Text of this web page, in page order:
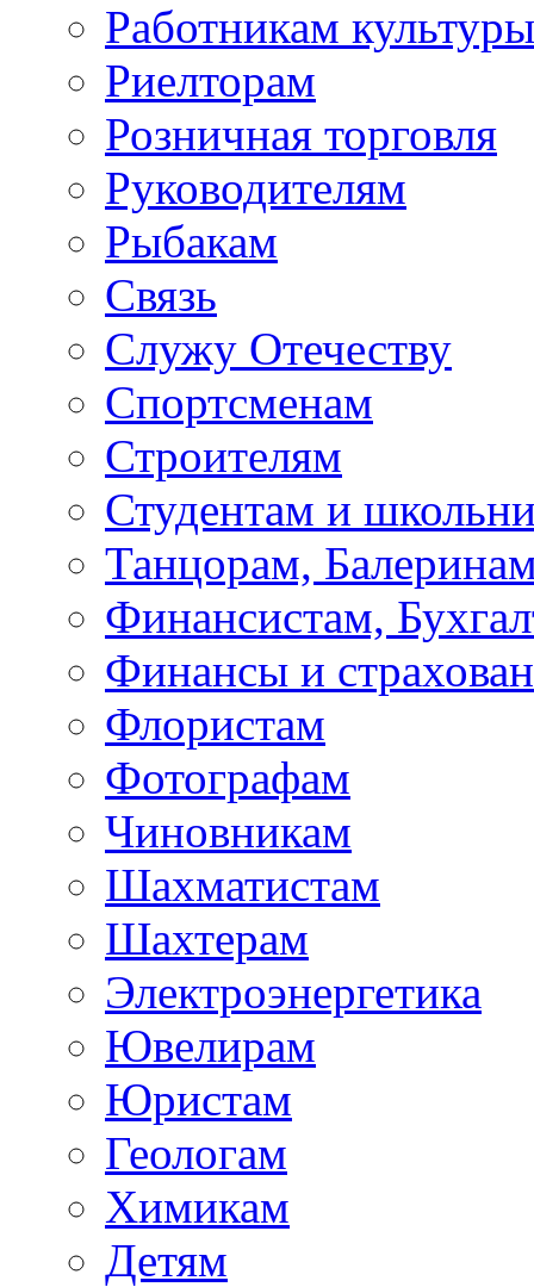
Работникам культуры
Риелторам
Розничная торговля
Руководителям
Рыбакам
Связь
Служу Отечеству
Спортсменам
Строителям
Студентам и
Танцорам,
Финансистам,
Финансы и
Флористам
Фотографам
Чиновникам
Шахматистам
Шахтерам
Электроэнергетика
Ювелирам
Юристам
Геологам
Химикам
Детям